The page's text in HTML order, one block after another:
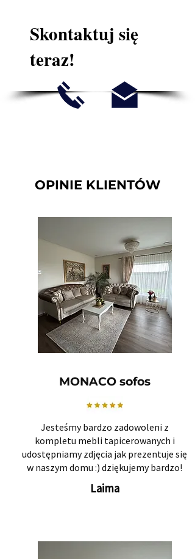
Skontaktuj się
teraz!
OPINIE KLIENTÓW
MONACO sofos
Jesteśmy bardzo zadowoleni z
kompletu mebli tapicerowanych i
udostępniamy zdjęcia jak prezentuje się
w naszym domu :) dziękujemy bardzo!
Laima